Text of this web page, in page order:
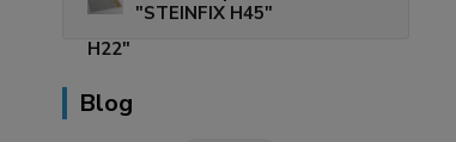
"STEINFIX H45"
Blog